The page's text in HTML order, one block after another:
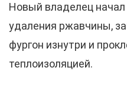
Новый владелец начал
удаления ржавчины,
фургон изнутри и
теплоизоляцией.